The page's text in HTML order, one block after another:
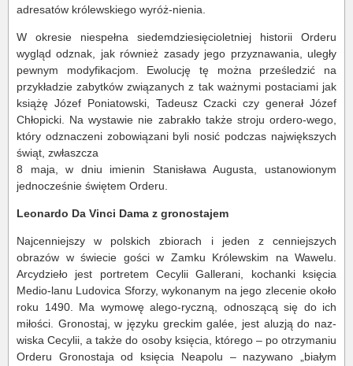
adresatów królewskiego wyróż-nienia.
W okresie niespełna siedemdziesięcioletniej historii Orderu
wygląd odznak, jak również zasady jego przyznawania, uległy
pewnym modyfikacjom. Ewolucję tę można prześledzić na
przykładzie zabytków związanych z tak ważnymi postaciami jak
książę Józef Poniatowski, Tadeusz Czacki czy generał Józef
Chłopicki. Na wystawie nie zabrakło także stroju ordero-wego,
który odznaczeni zobowiązani byli nosić podczas największych
świąt, zwłaszcza
8 maja, w dniu imienin Stanisława Augusta, ustanowionym
jednocześnie świętem Orderu.
Leonardo Da Vinci Dama z gronostajem
Najcenniejszy w polskich zbiorach i jeden z cenniejszych
obrazów w świecie gości w Zamku Królewskim na Wawelu.
Arcydzieło jest portretem Cecylii Gallerani, kochanki księcia
Medio-lanu Ludovica Sforzy, wykonanym na jego zlecenie około
roku 1490. Ma wymowę alego-ryczną, odnoszącą się do ich
miłości. Gronostaj, w języku greckim galée, jest aluzją do naz-
wiska Cecylii, a także do osoby księcia, którego – po otrzymaniu
Orderu Gronostaja od księcia Neapolu – nazywano „białym